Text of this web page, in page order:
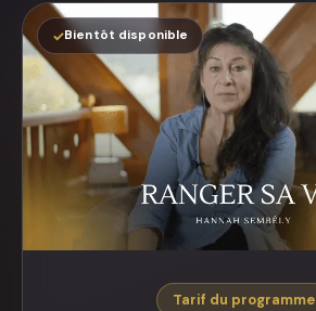
✓Bientôt disponible
Tarif du programme